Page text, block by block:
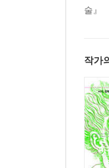
술』
작가